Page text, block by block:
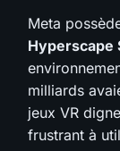
Meta
Hyperscape
milliards
jeux VR
frustrant à